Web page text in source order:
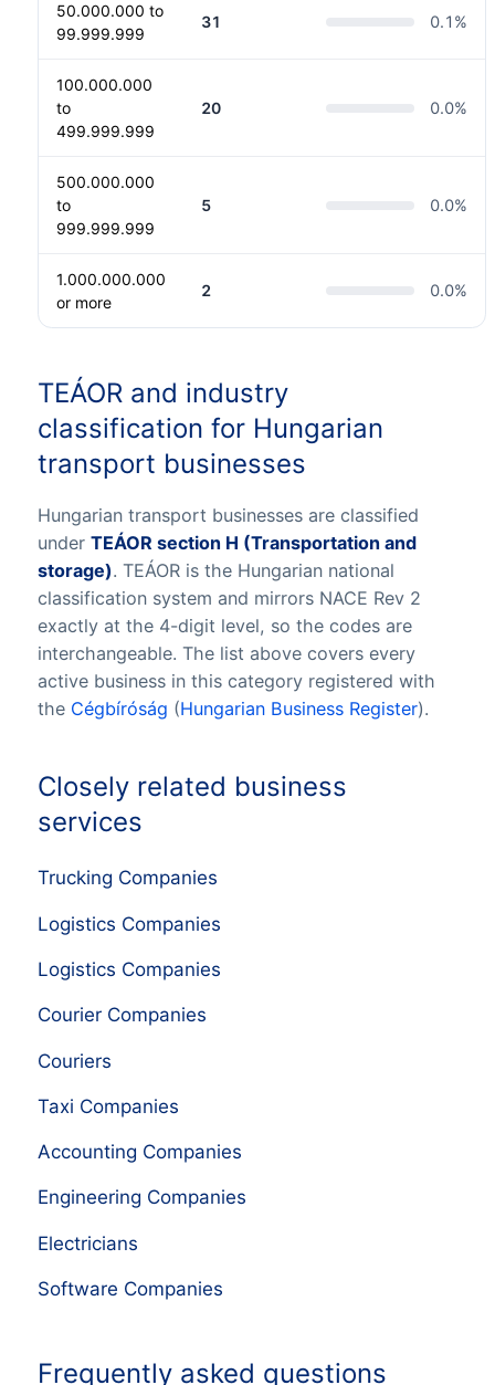
50.000.000 to
99.999.999
31 0.1 %
100.000.000
to
499.999.999
20 0.0%
500.000.000
to
999.999.999
5 0.0%
1.000.000.000
or more
2 0.0%
TEÁOR and industry
classification for Hungarian
transport businesses
Hungarian transport businesses are classified
under TEÁOR section H (Transportation and
storage). TEÁOR is the Hungarian national
classification system and mirrors NACE Rev 2
exactly at the 4-digit level, so the codes are
interchangeable. The list above covers every
active business in this category registered with
the Cégbíróság (Hungarian Business Register).
Closely related business
services
Trucking Companies
Logistics Companies
Logistics Companies
Courier Companies
Couriers
Taxi Companies
Accounting Companies
Engineering Companies
Electricians
Software Companies
Frequently asked questions